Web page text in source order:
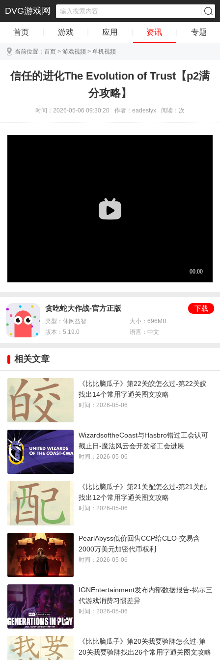
DVG游戏网
首页 游戏 应用 资讯 专题
当前位置： 首页 > 游戏视频 > 单机视频
信任的进化The Evolution of Trust【p2满
分攻略】
时间：2026-05-06 09:30:20 作者：eadestyx 阅读： 次
贪吃蛇大作战-官方正版
类型：休闲益智
大小：696MB
版本：5.19.0
语言：中文
下载
相关文章
《比比脑瓜子》第22关皎怎么过-第22关皎
找出14个常用字通关图文攻略
时间：2026-05-06
WizardsoftheCoast与Hasbro错过工会认可
截止日-魔法风云会开发者工会进展
时间：2026-05-06
《比比脑瓜子》第21关配怎么过-第21关配
找出12个常用字通关图文攻略
时间：2026-05-06
PearlAbyss低价回售CCP给CEO-交易含
2000万美元加密代币权利
时间：2026-05-06
IGNEntertainment发布内部数据报告-揭示三
代游戏消费习惯差异
时间：2026-05-06
《比比脑瓜子》第20关我要验牌怎么过-第
20关我要验牌找出26个常用字通关图文攻略